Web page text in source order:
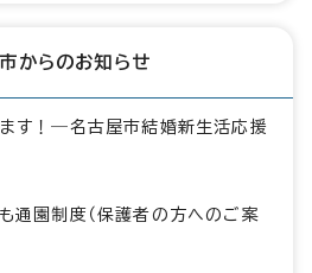
からのお知らせ
す！―名古屋市結婚新生活応援
通園制度（保護者の方へのご案